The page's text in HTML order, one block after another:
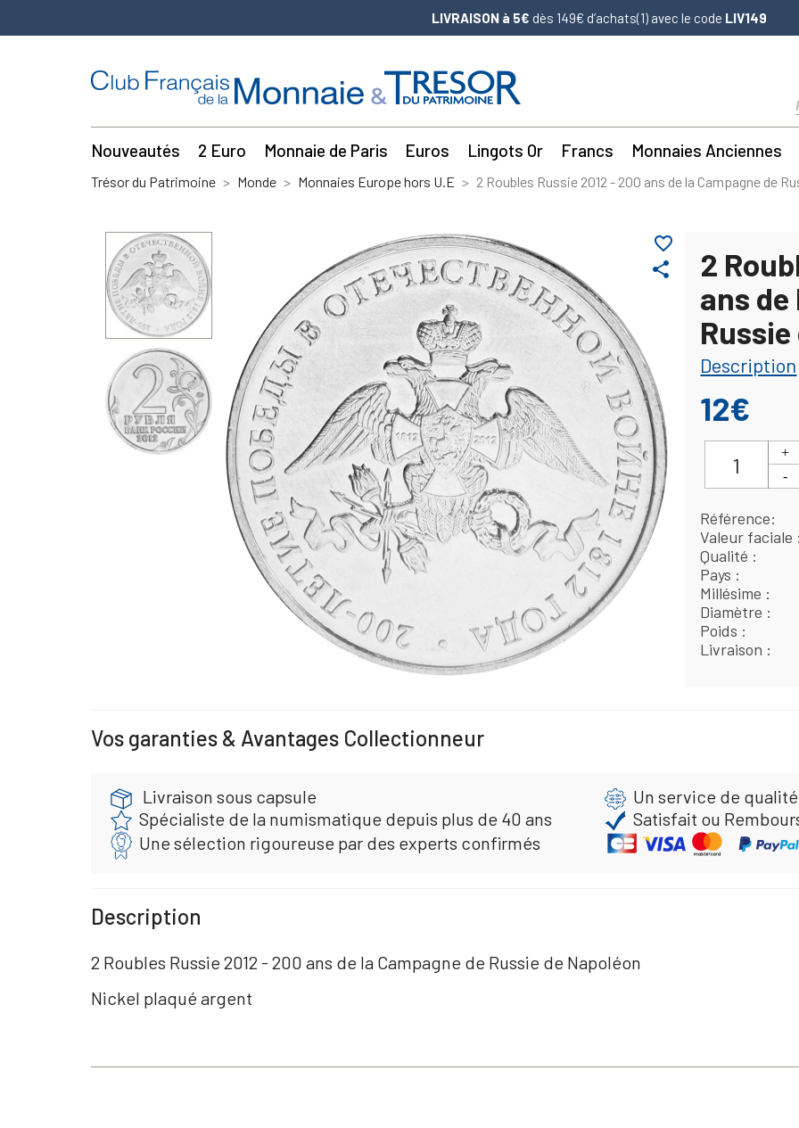
LIVRAISON à 5€ dès 149€ d’achats(1) avec le code LIV149
Nouveautés 2 Euro Monnaie de Paris Euros Lingots Or Francs Monnaies Anciennes
Trésor du Patrimoine Monde Monnaies Europe hors U.E 2 Roubles Russie 2012 - 200 ans de la Campagne de
share
favorite_border
2
ans de
Description
12€
Référence
Valeur faciale
Qualité
Pays
Millésime
Diamètre
Poids
Livraison
Vos garanties & Avantages Collectionneur
Livraison sous capsule
Un service de
Spécialiste de la numismatique depuis plus de 40 ans
Satisfait ou
Une sélection rigoureuse par des experts confirmés
Description
2 Roubles Russie 2012 - 200 ans de la Campagne de Russie de Napoléon
Nickel plaqué argent